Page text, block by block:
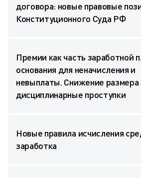
договора: новые правовые
Конституционного Суда РФ
Премии как часть заработной
основания для неначисления и
невыплаты. Снижение размера
дисциплинарные проступки
Новые правила исчисления
заработка